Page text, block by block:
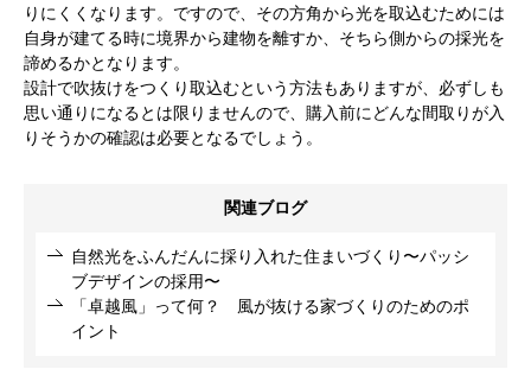
りにくくなります。ですので、その方角から光を取込むためには
自身が建てる時に境界から建物を離すか、そちら側からの採光を
諦めるかとなります。
設計で吹抜けをつくり取込むという方法もありますが、必ずしも
思い通りになるとは限りませんので、購入前にどんな間取りが入
りそうかの確認は必要となるでしょう。
関連ブログ
自然光をふんだんに採り入れた住まいづくり〜パッシ
ブデザインの採用〜
「卓越風」って何？ 風が抜ける家づくりのためのポ
イント